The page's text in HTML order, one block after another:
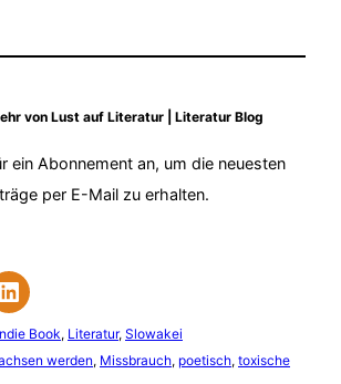
von Lust auf Literatur | Literatur Blog
ein Abonnement an, um die neuesten
per E-Mail zu erhalten.
Book, Literatur, Slowakei
werden, Missbrauch, poetisch, toxische